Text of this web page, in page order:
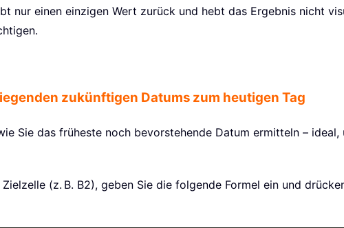
nur einen einzigen Wert zurück und hebt das Ergebnis nicht
zukünftigen Datums zum heutigen Tag
Sie das früheste noch bevorstehende Datum ermitteln –
Zielzelle (z. B. B2), geben Sie die folgende Formel ein und